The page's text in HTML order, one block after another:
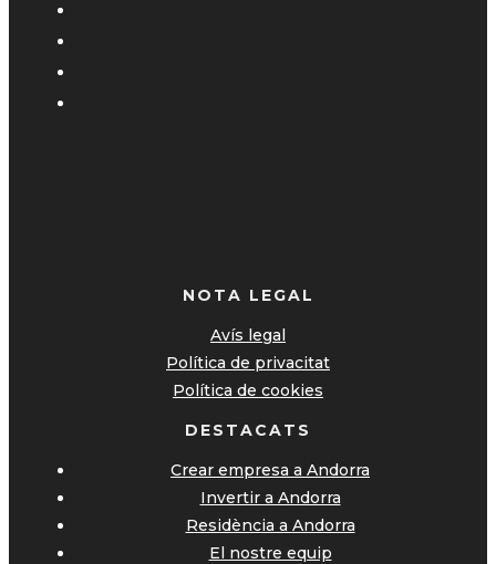
NOTA LEGAL
Avís legal
Política de privacitat
Política de cookies
DESTACATS
Crear empresa a Andorra
Invertir a Andorra
Residència a Andorra
El nostre equip